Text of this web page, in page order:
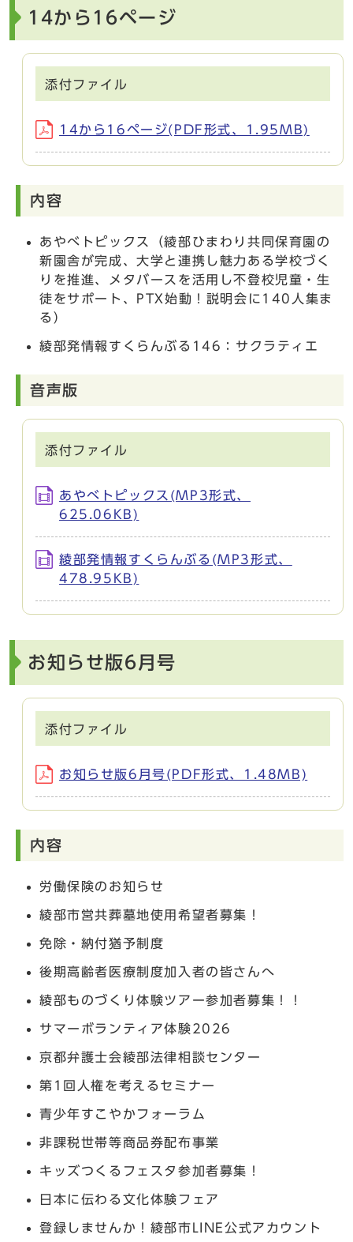
14から16ページ
添付ファイル
14から16ページ(PDF形式、1.95MB)
内容
あやべトピックス（綾部ひまわり共同保育園の
新園舎が完成、大学と連携し魅力ある学校づく
りを推進、メタバースを活用し不登校児童・生
徒をサポート、PTX始動！説明会に140人集ま
る）
綾部発情報すくらんぶる146：サクラティエ
音声版
添付ファイル
あやべトピックス(MP3形式、
625.06KB)
綾部発情報すくらんぶる(MP3形式、
478.95KB)
お知らせ版6月号
添付ファイル
お知らせ版6月号(PDF形式、1.48MB)
内容
労働保険のお知らせ
綾部市営共葬墓地使用希望者募集！
免除・納付猶予制度
後期高齢者医療制度加入者の皆さんへ
綾部ものづくり体験ツアー参加者募集！！
サマーボランティア体験2026
京都弁護士会綾部法律相談センター
第1回人権を考えるセミナー
青少年すこやかフォーラム
非課税世帯等商品券配布事業
キッズつくるフェスタ参加者募集！
日本に伝わる文化体験フェア
登録しませんか！綾部市LINE公式アカウント